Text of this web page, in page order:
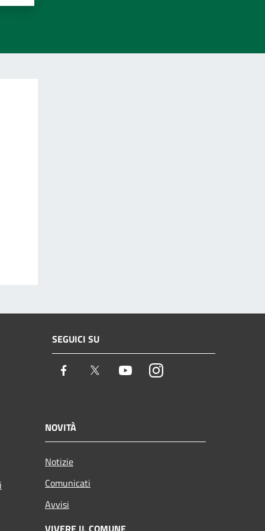
SEGUICI SU
Facebook Twitter YoutubeInstagram
NOVITÀ
Notizie
Comunicati
Avvisi